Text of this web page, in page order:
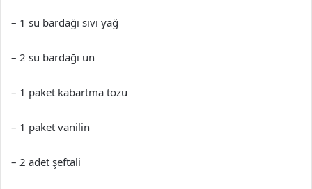
– 1 su bardağı sıvı yağ
– 2 su bardağı un
– 1 paket kabartma tozu
– 1 paket vanilin
– 2 adet şeftali